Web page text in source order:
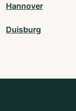
Hannover
Duisburg